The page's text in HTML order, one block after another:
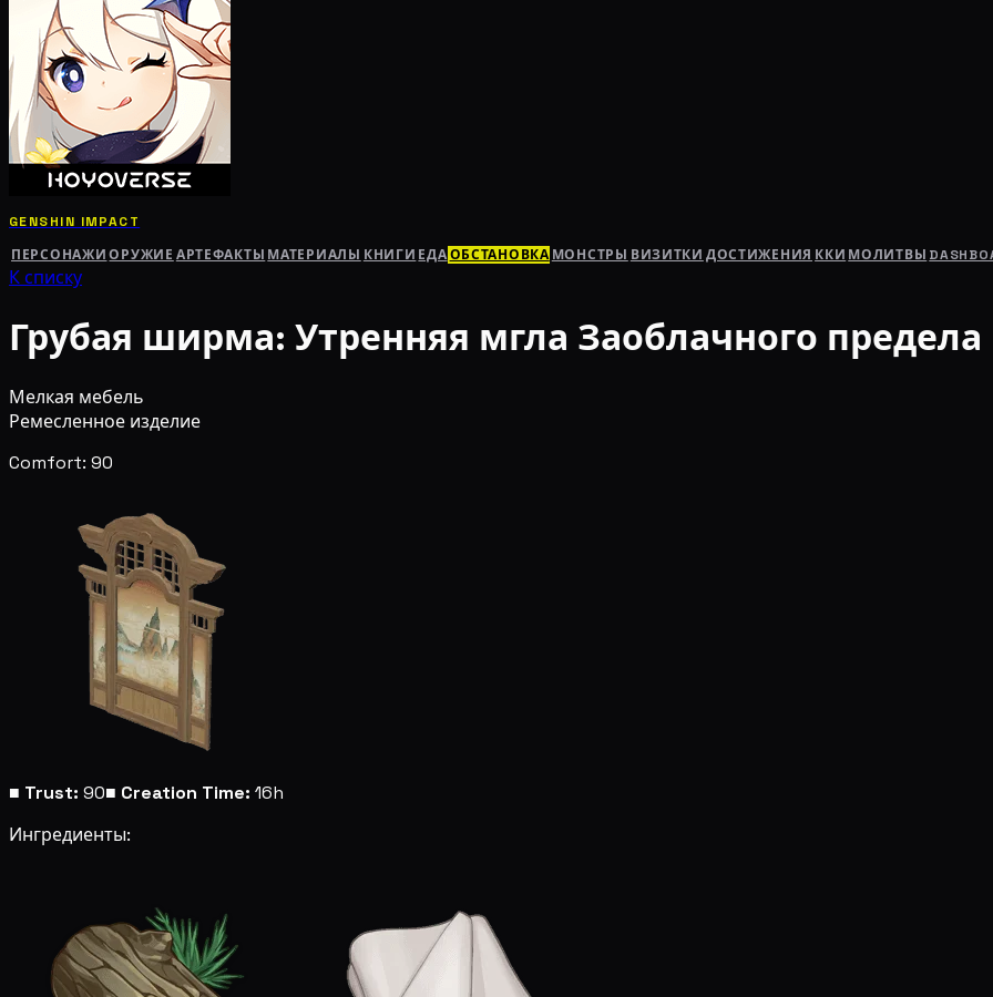
GENSHIN IMPACT
ПЕРСОНАЖИ ОРУЖИЕ АРТЕФАКТЫ МАТЕРИАЛЫ КНИГИ ЕДАОБСТАНОВКА МОНСТРЫ ВИЗИТКИ ДОСТИЖЕНИЯ ККИ МОЛИТВЫ
К списку
Грубая ширма: Утренняя мгла Заоблачного предела
Мелкая мебель
Ремесленное изделие
Comfort: 90
■ Trust: 90■ Creation Time: 16h
Ингредиенты: